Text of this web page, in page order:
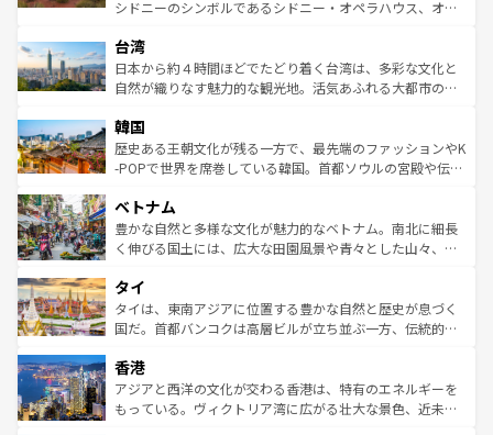
情報は
人々、おいしいローカルフードやハワイアンミュージッ
ク、伝統的なフラダンスなど、すべてがハワイの魅力を彩
っている。訪れるたびに新しい発見と感動が待っているハ
はコンテンツ一覧
シドニーのシンボルであるシドニー・オペラハウス、オー
リアリーフや大陸中央部にそびえるウルル（エアーズロッ
ク）、タスマニアの美しい原生林やケアンズの熱帯雨林な
ど、見どころがたくさん。また、カフェやワイン、オージ
いる。アクティビティも充実しており、サーフィンやダイ
ビング、ハイキングなど、アウトドア好きにはたまらな
い。オーストラリアの多彩な魅力を存分に味わいつくそ
参照してほしい。
台湾
日本から約４時間ほどでたどり着く台湾は、多彩な文化と
自然が織りなす魅力的な観光地。活気あふれる大都市の台
ン）、静ひつな山岳地帯である台湾東部など、都市の喧騒
と山間の静けさが共存しており、訪れる人に新しい発見と
驚きをもたらしてくれる。また、奥深い台湾の食文化も魅
容にもいいと評判のスイーツなど、バラエティ豊かな料理
が味わえる。 なお、新着の台湾情報は コンテンツ一覧を参
照してほしい。
韓国
歴史ある王朝文化が残る一方で、最先端のファッションやK
-POPで世界を席巻している韓国。首都ソウルの宮殿や伝統
き、地方に足を延ばせば四季折々の自然美を楽しむことが
できる。そして、キムチや焼肉、絶品のストリートフード
まで、さまざまな韓国料理が待っている。夜には、韓国な
リティに包まれながら、韓国の多彩な魅力を心ゆくまで味
わってみてほしい。 なお、新着の韓国情報はコンテンツ一
覧を参照してほしい。
ベトナム
豊かな自然と多様な文化が魅力的なベトナム。南北に細長
く伸びる国土には、広大な田園風景や青々とした山々、世
急速な発展と共に伝統が息づく。ハノイの古い町並みやホ
ーチミン市のフランス統治時代の建物も、独特の雰囲気を
醸し出している。また、バラエティの豊かさとおいしさで
とつ。フォーやバインミー、ベトナムコーヒーなどは、ぜ
ひ現地で味わいたい。どの地域を訪れてもあたたかい人々
が旅行者を迎えてくれるので、きっと忘れられない旅にな
タイ
タイは、東南アジアに位置する豊かな自然と歴史が息づく
国だ。首都バンコクは高層ビルが立ち並ぶ一方、伝統的な
の活気が交差している。北部ではチェンマイなどの山岳地
帯で自然と触れ合い、南部ではプーケットやクラビの美し
いビーチでリゾート気分を楽しむことができる。タイ料理
香港
アジアと西洋の文化が交わる香港は、特有のエネルギーを
もっている。ヴィクトリア湾に広がる壮大な景色、近未来